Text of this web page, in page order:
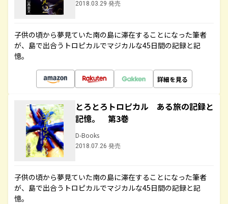
2018.03.29 発売
子供の頃から夢見ていた南の島に滞在することになった筆者
が、島で出合うトロピカルでマジカルな45日間の記録と記
憶。
詳細を見る
とろとろトロピカル ある旅の記録と
記憶。 第3巻
D-Books
2018.07.26 発売
子供の頃から夢見ていた南の島に滞在することになった筆者
が、島で出合うトロピカルでマジカルな45日間の記録と記
憶。